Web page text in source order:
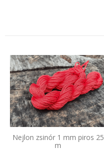
Nejlon zsinór 1 mm piros 25
m